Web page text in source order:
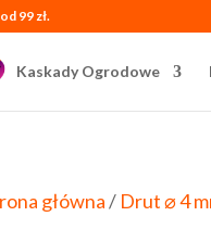
99 zł.
Kaskady Ogrodowe
główna/ Drut ⌀ 4